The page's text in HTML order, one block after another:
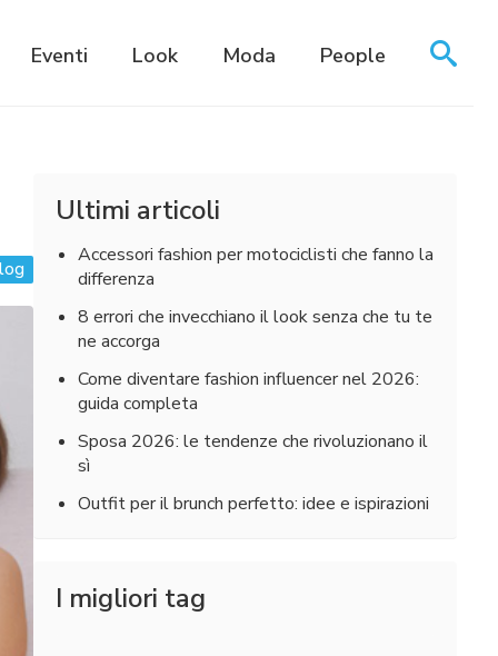
Eventi Look Moda People
Ultimi articoli
Accessori fashion per motociclisti che fanno la
differenza
8 errori che invecchiano il look senza che tu te
ne accorga
Come diventare fashion influencer nel 2026:
guida completa
Sposa 2026: le tendenze che rivoluzionano il
sì
Outfit per il brunch perfetto: idee e ispirazioni
I migliori tag